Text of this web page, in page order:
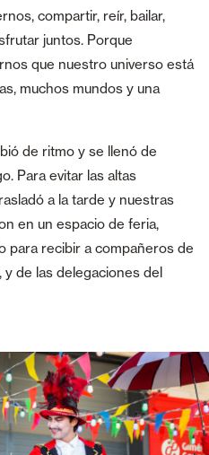
compartir, reír, bailar,
juntos. Porque
que nuestro universo está
muchos mundos y una
de ritmo y se llenó de
Para evitar las altas
a la tarde y nuestras
en un espacio de feria,
para recibir a compañeros de
y de las delegaciones del